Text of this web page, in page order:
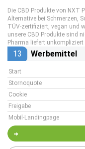
Die CBD Produkte von NXT
Alternative bei Schmerzen,
TÜV-zertifiziert, vegan und
unsere CBD Produkte sind
Pharma liefert
13 Werbemittel
Start
Stornoquote
Cookie
Freigabe
Mobil-Landingpage